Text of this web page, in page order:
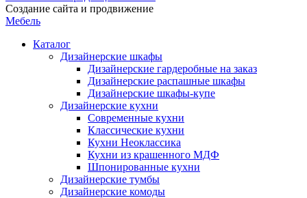
Создание сайта и продвижение
Мебель
Каталог
Дизайнерские шкафы
Дизайнерские гардеробные на заказ
Дизайнерские распашные шкафы
Дизайнерские шкафы-купе
Дизайнерские кухни
Современные кухни
Классические кухни
Кухни Неоклассика
Кухни из крашенного МДФ
Шпонированные кухни
Дизайнерские тумбы
Дизайнерские комоды